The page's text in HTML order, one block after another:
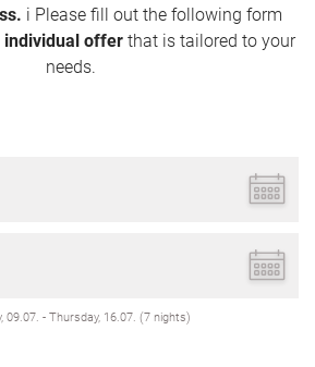
i Please fill out the following form
individual offer that is tailored to your
needs.
09.07. - Thursday, 16.07. (7 nights)